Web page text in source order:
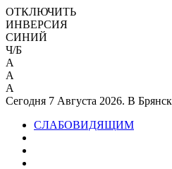
ОТКЛЮЧИТЬ
ИНВЕРСИЯ
СИНИЙ
Ч/Б
A
A
A
Сегодня 7 Августа 2026. В
СЛАБОВИДЯЩИМ